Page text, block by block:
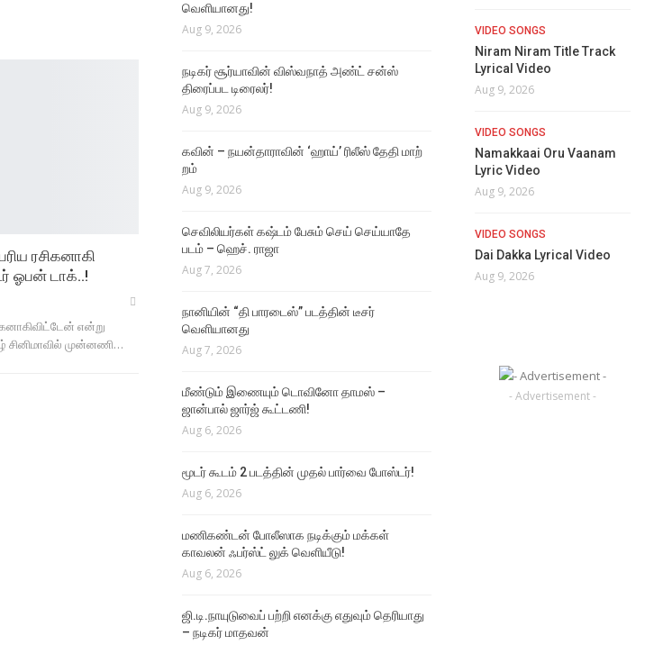
ரசிகனாகி
ஓபன் டாக்..!
என்று
சினிமாவில் முன்னணி…
வெளியானது!
Aug 9, 2026
நடிகர் சூர்யாவின் விஸ்வநாத் அண்ட் சன்ஸ்
திரைப்பட டிரைலர்!
Aug 9, 2026
கவின் – நயன்தாராவின் ‘ஹாய்’ ரிலீஸ் தேதி மாற்​
றம்
Aug 9, 2026
செவிலியர்கள் கஷ்டம் பேசும் செய் செய்யாதே
படம் – ஹெச். ராஜா
Aug 7, 2026
நானியின் “தி பாரடைஸ்” படத்தின் டீசர்
வெளியானது
Aug 7, 2026
மீண்டும் இணையும் டொவினோ தாமஸ் –
ஜான்பால் ஜார்ஜ் கூட்டணி!
Aug 6, 2026
மூடர் கூடம் 2 படத்தின் முதல் பார்வை போஸ்டர்!
Aug 6, 2026
மணிகண்டன் போலீஸாக நடிக்கும் மக்கள்
காவலன் ஃபர்ஸ்ட் லுக் வெளியீடு!
Aug 6, 2026
ஜி.டி.நாயுடுவைப் பற்றி எனக்கு எதுவும் தெரியாது
– நடிகர் மாதவன்
VIDEO SONGS
Niram Niram Title Track
Lyrical Video
Aug 9, 2026
VIDEO SONGS
Namakkaai Oru Vaanam
Lyric Video
Aug 9, 2026
VIDEO SONGS
Dai Dakka Lyrical Video
Aug 9, 2026
- Advertisement -